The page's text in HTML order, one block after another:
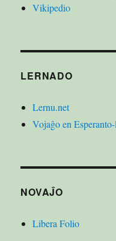
Vikipedio
LERNADO
Lernu.net
Vojaĝo en
NOVAĴO
Libera Folio